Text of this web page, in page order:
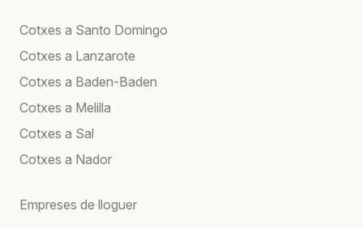
Cotxes a Santo Domingo
Cotxes a Lanzarote
Cotxes a Baden-Baden
Cotxes a Melilla
Cotxes a Sal
Cotxes a Nador
Empreses de lloguer